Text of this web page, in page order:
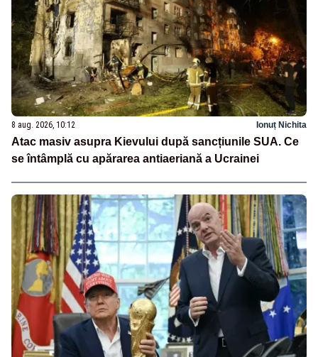
8 aug. 2026, 10:12 Ionuț Nichita
Atac masiv asupra Kievului după sancțiunile SUA. Ce
se întâmplă cu apărarea antiaeriană a Ucrainei